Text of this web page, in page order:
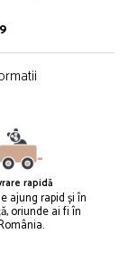
rapidă
ajung rapid și în
oriunde ai fi în